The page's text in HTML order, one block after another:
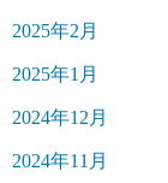
2025年2月
2025年1月
2024年12月
2024年11月